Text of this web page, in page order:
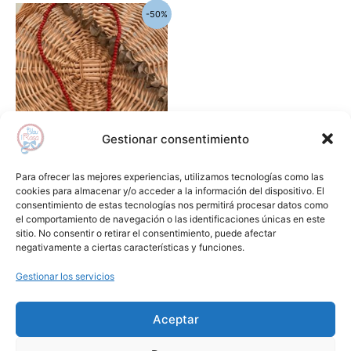
Gestionar consentimiento
Para ofrecer las mejores experiencias, utilizamos tecnologías como las
cookies para almacenar y/o acceder a la información del dispositivo. El
consentimiento de estas tecnologías nos permitirá procesar datos como
el comportamiento de navegación o las identificaciones únicas en este
sitio. No consentir o retirar el consentimiento, puede afectar
negativamente a ciertas características y funciones.
Gestionar los servicios
Aceptar
-50%
Collar La Martinica
15,55€
El
precio
original
era:
15,55€.
7,75€
El
precio
actual
es:
7,75€.
Añadir al carrito
Añadir a lista de deseos